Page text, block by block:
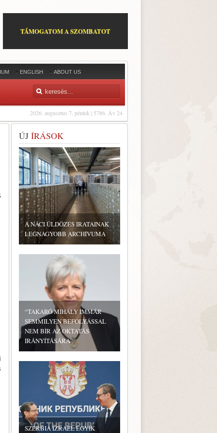
TÁMOGATOM A SZOMBATOT
ENGLISH ABOUT US
2026. augusztus 7, péntek | 5786. Áv 24
ÚJ ÍRÁSOK
A NÁCI ÜLDÖZÉS IRATAINAK
LEGNAGYOBB ARCHÍVUMA
“TAKARÓ MIHÁLY IMMÁR
SEMMILYEN BEFOLYÁSSAL
NEM BÍR AZ OKTATÁS
IRÁNYÍTÁSÁRA”
SZERBIA IZRAEL EGYIK